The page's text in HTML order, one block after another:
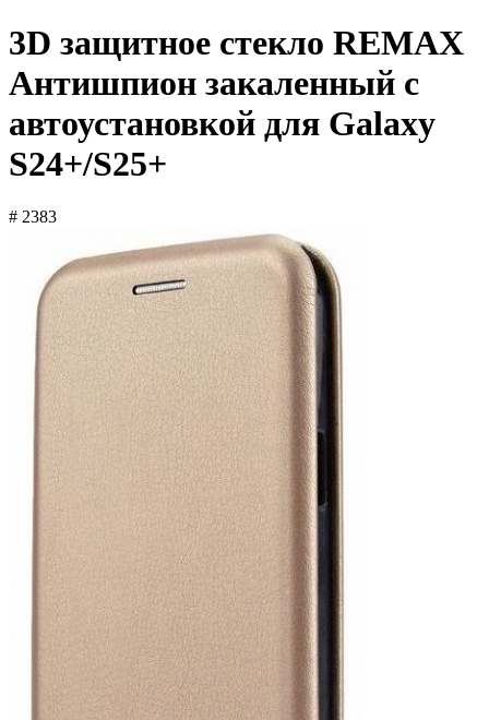
3D защитное стекло REMAX
Антишпион закаленный c
автоустановкой для Galaxy
S24+/S25+
# 2383